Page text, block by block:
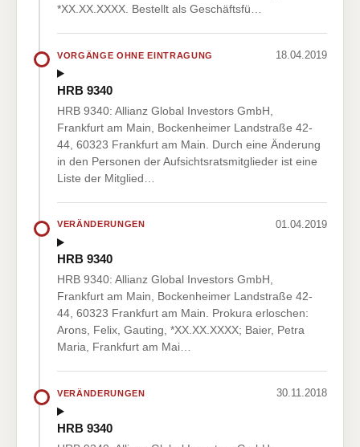
*XX.XX.XXXX. Bestellt als Geschäftsfü…
VORGÄNGE OHNE EINTRAGUNG 18.04.2019
HRB 9340
HRB 9340: Allianz Global Investors GmbH,
Frankfurt am Main, Bockenheimer Landstraße 42-
44, 60323 Frankfurt am Main. Durch eine Änderung
in den Personen der Aufsichtsratsmitglieder ist eine
Liste der Mitglied…
VERÄNDERUNGEN 01.04.2019
HRB 9340
HRB 9340: Allianz Global Investors GmbH,
Frankfurt am Main, Bockenheimer Landstraße 42-
44, 60323 Frankfurt am Main. Prokura erloschen:
Arons, Felix, Gauting, *XX.XX.XXXX; Baier, Petra
Maria, Frankfurt am Mai…
VERÄNDERUNGEN 30.11.2018
HRB 9340